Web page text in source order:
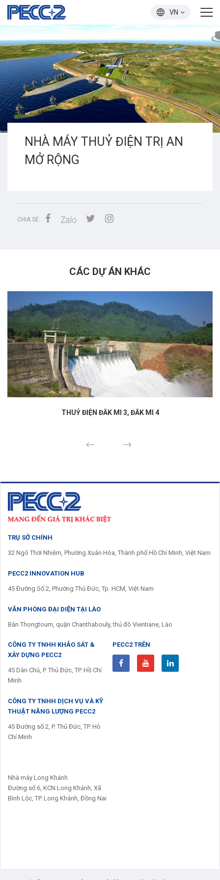
VN
NHÀ MÁY THUỶ ĐIỆN TRỊ AN
MỞ RỘNG
CHIA SẺ:
CÁC DỰ ÁN KHÁC
Previous
THUỶ ĐIỆN ĐĂK MI 3, ĐĂK MI 4
Next
TRỤ SỞ CHÍNH
32 Ngô Thời Nhiệm, Phường Xuân Hòa, Thành phố Hồ Chí Minh, Việt Nam
PECC2 INNOVATION HUB
45 Đường Số 2, Phường Thủ Đức, Tp. HCM, Việt Nam
VĂN PHÒNG ĐẠI DIỆN TẠI LÀO
Bản Thongtoum, quận Chanthabouly, thủ đô Vientiane, Lào
CÔNG TY TNHH KHẢO SÁT &
XÂY DỰNG PECC2
45 Dân Chủ, P. Thủ Đức, TP. Hồ Chí
Minh
CÔNG TY TNHH DỊCH VỤ VÀ KỸ
THUẬT NĂNG LƯỢNG PECC2
45 Đường số 2, P. Thủ Đức, TP. Hò
Chí Minh
Nhà máy Long Khánh
Đường số 6, KCN Long Khánh, Xã
Bình Lộc, TP. Long Khánh, Đồng Nai
PECC2 TRÊN